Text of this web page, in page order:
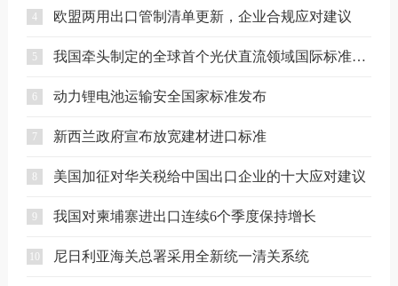
4 欧盟两用出口管制清单更新，企业合规应对建议
5 我国牵头制定的全球首个光伏直流领域国际标准正式发布
6 动力锂电池运输安全国家标准发布
7 新西兰政府宣布放宽建材进口标准
美国加征对华关税给中国出口企业的十大应对建议
9 我国对柬埔寨进出口连续6个季度保持增长
尼日利亚海关总署采用全新统一清关系统